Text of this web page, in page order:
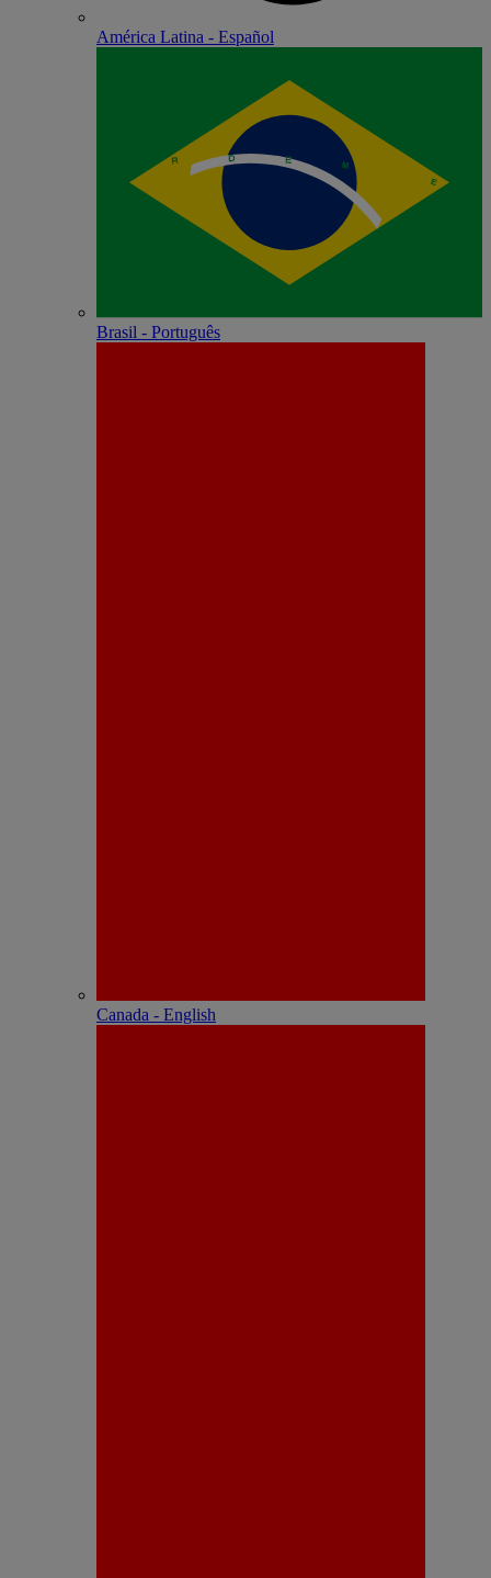
América Latina - Español
Brasil - Português
Canada - English